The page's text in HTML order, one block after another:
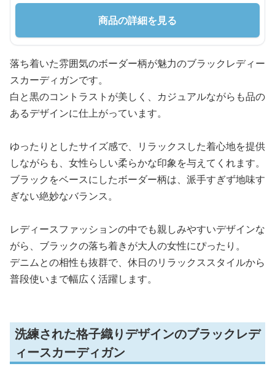
商品の詳細を見る
落ち着いた雰囲気のボーダー柄が魅力のブラックレディー
スカーディガンです。
白と黒のコントラストが美しく、カジュアルながらも品の
あるデザインに仕上がっています。
ゆったりとしたサイズ感で、リラックスした着心地を提供
しながらも、女性らしい柔らかな印象を与えてくれます。
ブラックをベースにしたボーダー柄は、派手すぎず地味す
ぎない絶妙なバランス。
レディースファッションの中でも親しみやすいデザインな
がら、ブラックの落ち着きが大人の女性にぴったり。
デニムとの相性も抜群で、休日のリラックススタイルから
普段使いまで幅広く活躍します。
洗練された格子織りデザインのブラックレデ
ィースカーディガン